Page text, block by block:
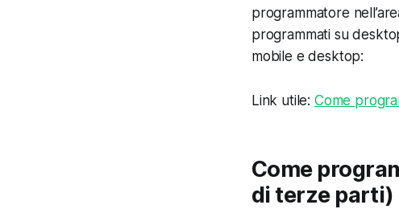
programmatore
programmati su
mobile e desktop:
Link utile: Come
Come
di terze parti)